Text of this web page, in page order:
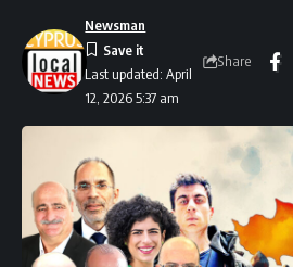
Last updated: April
12, 2026 5:37 am
Newsman
Share